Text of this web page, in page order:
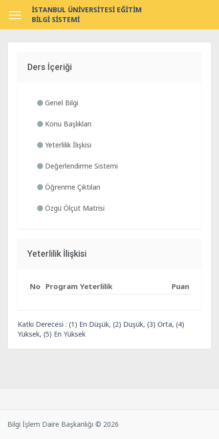
İSTANBUL ÜNİVERSİTESİ EĞİTİM
BİLGİ SİSTEMİ
Ders İçeriği
Genel Bilgi
Konu Başlıkları
Yeterlilik İlişkisi
Değerlendirme Sistemi
Öğrenme Çıktıları
Özgü Ölçüt Matrisi
Yeterlilik İlişkisi
No Program Yeterlilik Puan
Katkı Derecesi : (1) En Düşük, (2) Düşük, (3) Orta, (4)
Yüksek, (5) En Yüksek
Bilgi İşlem Daire Başkanlığı © 2026